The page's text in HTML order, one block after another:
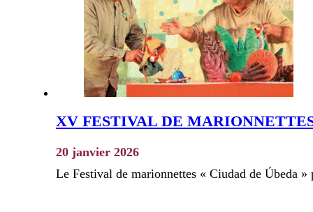
XV FESTIVAL DE
20 janvier 2026
Le Festival de marionnettes « Ciudad de Úbeda